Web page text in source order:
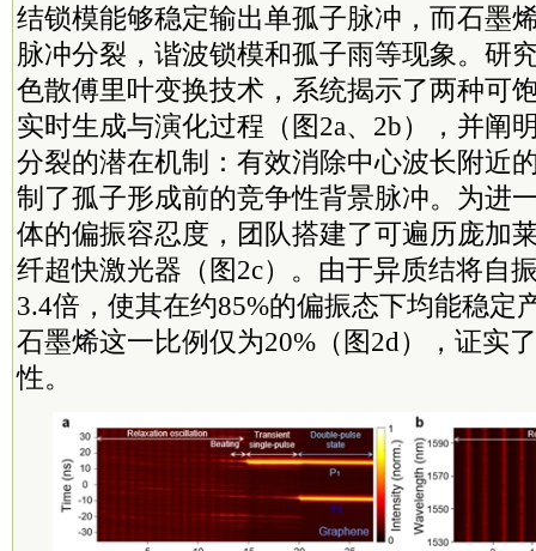
结锁模能够稳定输出单孤子脉冲，而石墨
脉冲分裂，谐波锁模和孤子雨等现象。研
色散傅里叶变换技术，系统揭示了两种可
实时生成与演化过程（图2a、2b），并阐
分裂的潜在机制：有效消除中心波长附近
制了孤子形成前的竞争性背景脉冲。为进
体的偏振容忍度，团队搭建了可遍历庞加
纤超快激光器（图2c）。由于异质结将自
3.4倍，使其在约85%的偏振态下均能稳定
石墨烯这一比例仅为20%（图2d），证实
性。